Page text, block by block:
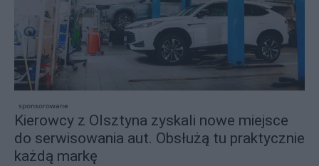
sponsorowane
Kierowcy z Olsztyna zyskali nowe miejsce
do serwisowania aut. Obsłużą tu praktycznie
każdą markę